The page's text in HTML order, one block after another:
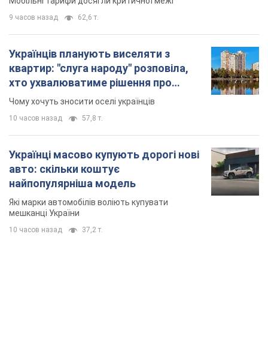
9 часов назад 62,6 т.
Українців планують виселяти з
квартир: "слуга народу" розповіла,
хто ухвалюватиме рішення про
знесення будинків
Чому хочуть зносити оселі українців
10 часов назад 57,8 т.
Українці масово купують дорогі нові
авто: скільки коштує
найпопулярніша модель
Які марки автомобілів воліють купувати
мешканці України
10 часов назад 37,2 т.